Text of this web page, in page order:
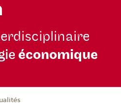
économique